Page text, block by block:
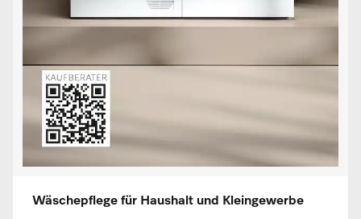
Wäschepflege für Haushalt und Kleingewerbe